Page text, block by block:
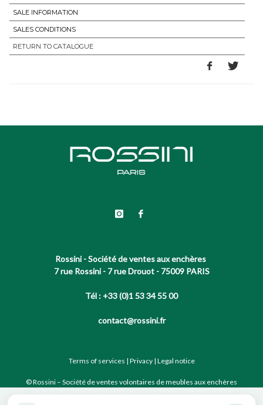
SALE INFORMATION
SALES CONDITIONS
RETURN TO CATALOGUE
Rossini - Société de ventes aux enchères
7 rue Rossini - 7 rue Drouot - 75009 PARIS
Tél : +33 (0)1 53 34 55 00
contact@rossini.fr
Terms of services | Privacy| Legal notice
© Rossini – Société de ventes volontaires de meubles aux enchères